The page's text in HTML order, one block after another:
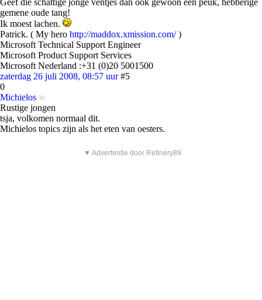
Geef die schattige jonge ventjes dan ook gewoon een peuk, hebberige
gemene oude tang!
Ik moest lachen.
Patrick. ( My hero http://maddox.xmission.com/)
Microsoft Technical Support Engineer
Microsoft Product Support Services
Microsoft Nederland :+31 (0)20 5001500
zaterdag 26 juli 2008, 08:57 uur #5
0
Michielos
Rustige jongen
tsja, volkomen normaal dit.
Michielos topics zijn als het eten van oesters.
▼ Advertentie door Refinery89